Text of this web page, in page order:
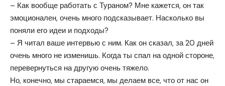
– Как вообще работать с Тураном? Мне кажется, он так
эмоционален, очень много подсказывает. Насколько вы
поняли его идеи и подходы?
– Я читал ваше интервью с ним. Как он сказал, за 20 дней
очень много не изменишь. Когда ты спал на одной стороне,
перевернуться на другую очень тяжело.
Но, конечно, мы стараемся, мы делаем все, что от нас он